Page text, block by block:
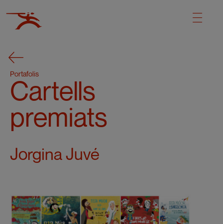
Portafolis
Cartells
premiats
Jorgina Juvé